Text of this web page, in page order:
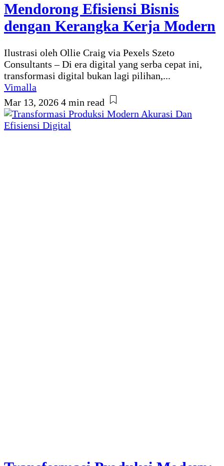
Mendorong Efisiensi Bisnis
dengan Kerangka Kerja Modern
Ilustrasi oleh Ollie Craig via Pexels Szeto
Consultants – Di era digital yang serba cepat ini,
transformasi digital bukan lagi pilihan,...
Vimalla
Mar 13, 2026 4 min read